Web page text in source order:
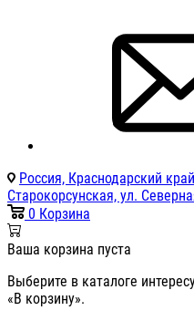
Россия, Краснодарский
Старокорсунская, ул.
0 Корзина
Ваша корзина пуста
Выберите в каталоге
«В корзину».